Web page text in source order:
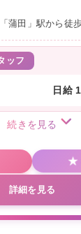
蒲田」駅から徒
ッフ
日給
続きを見る
詳細を見る